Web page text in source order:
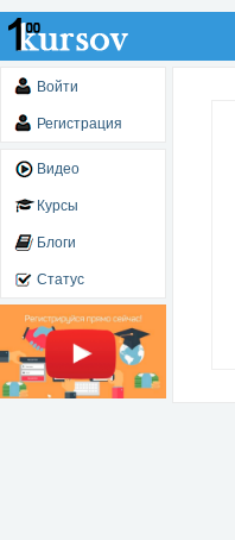
Войти
Регистрация
Видео
Курсы
Блоги
Статус